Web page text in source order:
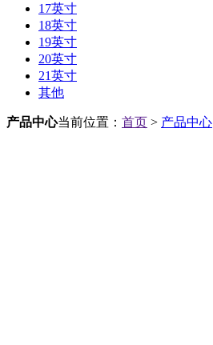
17英寸
18英寸
19英寸
20英寸
21英寸
其他
产品中心当前位置： 首页 > 产品中心